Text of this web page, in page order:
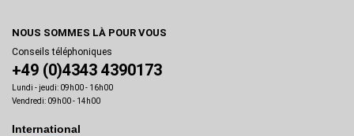
NOUS SOMMES LÀ POUR VOUS
Conseils téléphoniques
+49 (0)4343 4390173
Lundi - jeudi: 09h00 - 16h00
Vendredi: 09h00 - 14h00
International